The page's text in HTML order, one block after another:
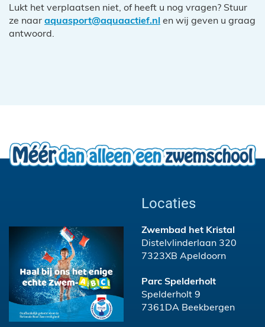
Lukt het verplaatsen niet, of heeft u nog vragen? Stuur
ze naar aquasport@aquaactief.nl en wij geven u graag
antwoord.
Locaties
Zwembad het Kristal
Distelvlinderlaan 320
7323XB Apeldoorn
Parc Spelderholt
Spelderholt 9
7361DA Beekbergen